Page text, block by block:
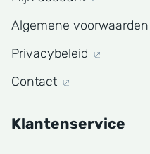
Algemene voorwaarden
Privacybeleid
Contact
Klantenservice